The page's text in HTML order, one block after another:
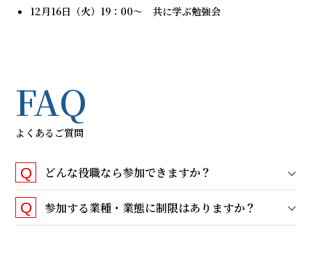
12月16日（火）19：00～ 共に学ぶ勉強会
FAQ
よくあるご質問
どんな役職なら参加できますか？
参加する業種・業態に制限はありますか？